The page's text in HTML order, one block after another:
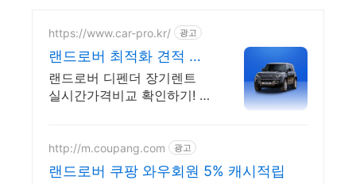
https://www.car-pro.kr/ 광고
랜드로버 최적화 견적 카
베이 랜드로버 특가차량
무료견적
랜드로버 디펜더 장기렌트
실시간가격비교 확인하기! 즉
인계약! 최적가 프로모션 차
량 빠른출고 선점하세요.
http://m.coupang.com 광고
랜드로버 쿠팡 와우회원 5% 캐시적립